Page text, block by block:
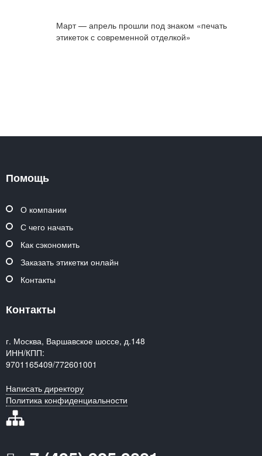
Март — апрель прошли под знаком «печать
этикеток с современной отделкой»
Помощь
О компании
С чего начать
Как сэкономить
Заказать этикетки онлайн
Контакты
Контакты
г. Москва, Варшавское шоссе, д.148
ИНН/КПП:
9701165409/772601001
Написать директору
Политика конфиденциальности